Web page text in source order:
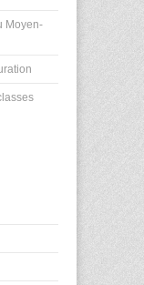
Moyen-